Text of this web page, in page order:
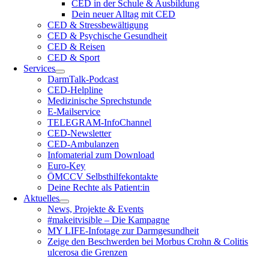
CED in der Schule & Ausbildung
Dein neuer Alltag mit CED
CED & Stressbewältigung
CED & Psychische Gesundheit
CED & Reisen
CED & Sport
Services
DarmTalk-Podcast
CED-Helpline
Medizinische Sprechstunde
E-Mailservice
TELEGRAM-InfoChannel
CED-Newsletter
CED-Ambulanzen
Infomaterial zum Download
Euro-Key
ÖMCCV Selbsthilfekontakte
Deine Rechte als Patient:in
Aktuelles
News, Projekte & Events
#makeitvisible – Die Kampagne
MY LIFE-Infotage zur Darmgesundheit
Zeige den Beschwerden bei Morbus Crohn & Colitis
ulcerosa die Grenzen